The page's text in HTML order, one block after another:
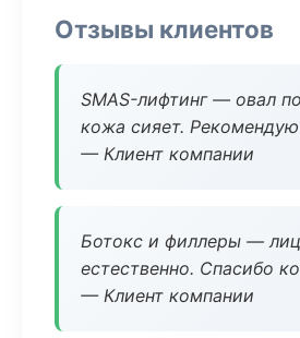
Отзывы клиентов
SMAS-лифтинг — овал
кожа сияет. Рекомендую
— Клиент компании
Ботокс и филлеры —
естественно. Спасибо
— Клиент компании